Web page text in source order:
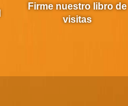
Firme nuestro libro de
visitas